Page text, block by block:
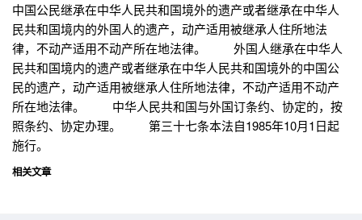
中国公民继承在中华人民共和国境外的遗产或者继承在中华人
民共和国境内的外国人的遗产，动产适用被继承人住所地法
律，不动产适用不动产所在地法律。 外国人继承在中华人
民共和国境内的遗产或者继承在中华人民共和国境外的中国公
民的遗产，动产适用被继承人住所地法律，不动产适用不动产
所在地法律。 中华人民共和国与外国订条约、协定的，按
照条约、协定办理。 第三十七条本法自1985年10月1日起
施行。
相关文章